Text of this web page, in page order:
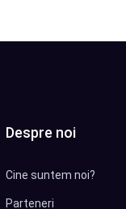
Despre noi
Cine suntem noi?
Parteneri